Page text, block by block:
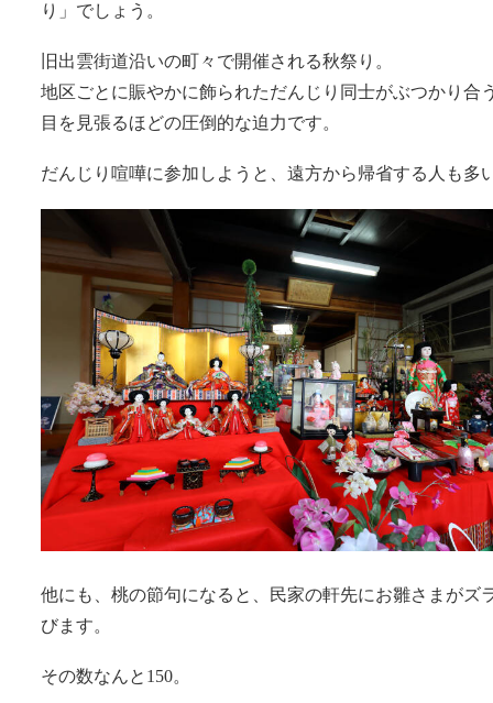
り」でしょう。
旧出雲街道沿いの町々で開催される秋祭り。
地区ごとに賑やかに飾られただんじり同士がぶつかり合
目を見張るほどの圧倒的な迫力です。
だんじり喧嘩に参加しようと、遠方から帰省する人も多
他にも、桃の節句になると、民家の軒先にお雛さまがズ
びます。
その数なんと150。